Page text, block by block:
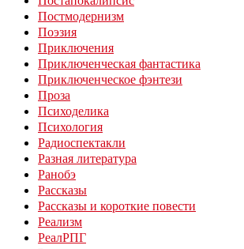
Постмодернизм
Поэзия
Приключения
Приключенческая фантастика
Приключенческое фэнтези
Проза
Психоделика
Психология
Радиоспектакли
Разная литература
Ранобэ
Рассказы
Рассказы и короткие повести
Реализм
РеалРПГ